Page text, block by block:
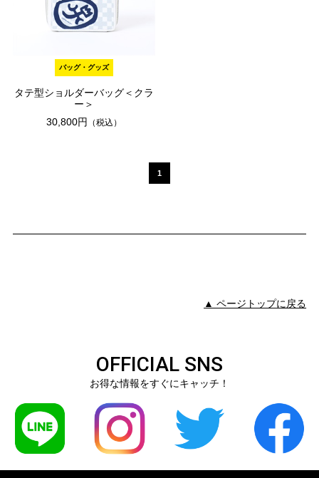
バッグ・グッズ
タテ型ショルダーバッグ＜クラ
ー＞
30,800円
（税込）
1
▲ ページトップに戻る
OFFICIAL SNS
お得な情報をすぐにキャッチ！